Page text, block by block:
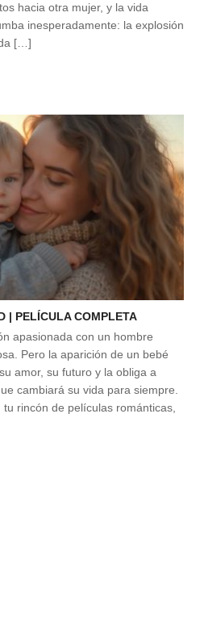
hacia otra mujer, y la vida
inesperadamente: la explosión
[…]
| PELÍCULA COMPLETA
apasionada con un hombre
Pero la aparición de un bebé
amor, su futuro y la obliga a
cambiará su vida para siempre.
rincón de películas románticas,